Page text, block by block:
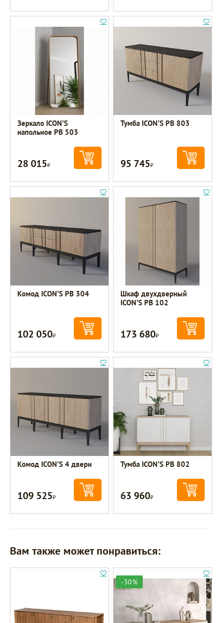
Зеркало ICON’S
напольное РВ 503
28 015Р
Тумба ICON’S РВ 803
95 745Р
Комод ICON’S РВ 304
102 050Р
Шкаф двухдверный
ICON’S РВ 102
173 680Р
Комод ICON’S 4 двери
109 525Р
Тумба ICON’S РВ 802
63 960Р
Вам также может понравиться:
-30%